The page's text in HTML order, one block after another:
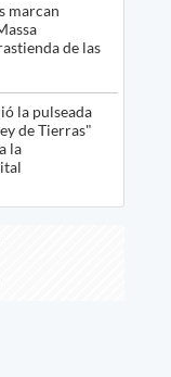
marcan
de las
la pulseada
de Tierras"
la